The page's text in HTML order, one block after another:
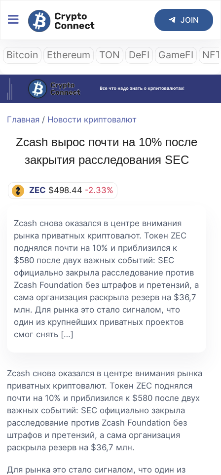
JOIN
Bitcoin Ethereum TON DeFI GameFI
Главная / Новости криптовалют
Zcash вырос почти на 10% после
закрытия расследования SEC
ZEC $498.44 -2.33%
Zcash снова оказался в центре внимания
рынка приватных криптовалют. Токен ZEC
поднялся почти на 10% и приблизился к
$580 после двух важных событий: SEC
официально закрыла расследование против
Zcash Foundation без штрафов и претензий, а
сама организация раскрыла резерв на $36,7
млн. Для рынка это стало сигналом, что
один из крупнейших приватных проектов
смог снять […]
Zcash снова оказался в центре внимания рынка
приватных криптовалют. Токен ZEC поднялся
почти на 10% и приблизился к $580 после двух
важных событий: SEC официально закрыла
расследование против Zcash Foundation без
штрафов и претензий, а сама организация
раскрыла резерв на $36,7 млн.
Для рынка это стало сигналом, что один из